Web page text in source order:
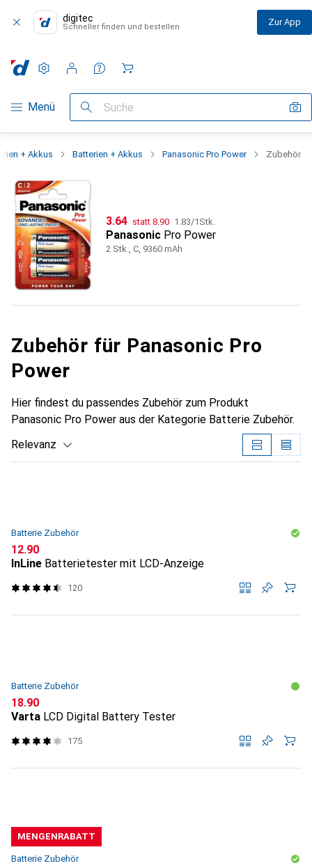
digitec
Schneller finden und bestellen Zur App
Navigation nach Kategorien
Menü Suche
Einstellungen
Kundenkonto
Vergleichslisten
Merklisten
Warenkorb
+ Akkus Batterien + Akkus Panasonic Pro Power Zubehör
CHF
3.64 stattCHF
8.90 CHF
1.83/1Stk.
Panasonic Pro Power
2 Stk., C, 9360 mAh
Zubehör für Panasonic Pro
Power
Hier findest du passendes Zubehör zum Produkt
Panasonic Pro Power aus der Kategorie Batterie Zubehör.
Relevanz
Batterie Zubehör
CHF
12.90
InLine Batterietester mit LCD-Anzeige
120
Batterie Zubehör
CHF
18.90
Varta LCD Digital Battery Tester
175
MENGENRABATT
Batterie Zubehör